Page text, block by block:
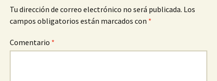
Tu dirección de correo electrónico no será publicada. Los
campos obligatorios están marcados con *
Comentario *